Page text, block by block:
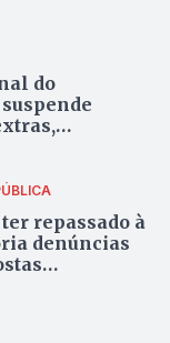
do
da
repassado à
denúncias